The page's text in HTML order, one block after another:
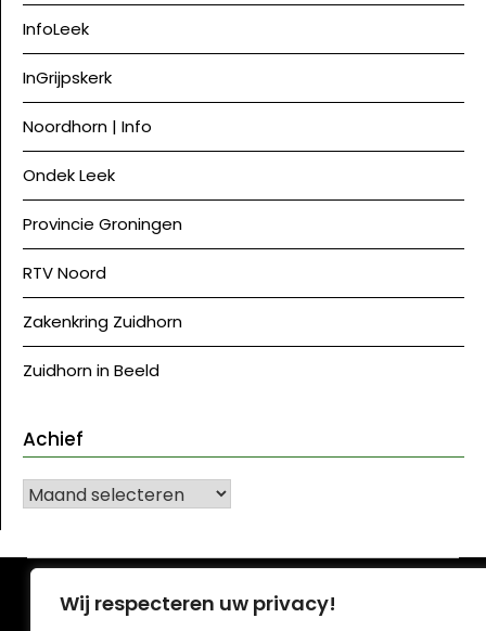
Wij respecteren uw privacy!
InfoLeek
InGrijpskerk
Noordhorn | Info
Ondek Leek
Provincie Groningen
RTV Noord
Zakenkring Zuidhorn
Zuidhorn in Beeld
Achief
Achief
©J Westerkwartier|NU | Ontwerp:
thema